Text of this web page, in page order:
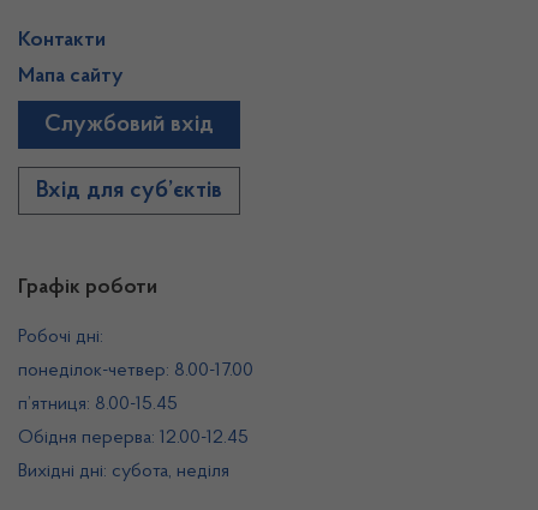
Графік роботи
Робочі дні:
понеділок-четвер: 8.00-17.00
п’ятниця: 8.00-15.45
Обідня перерва: 12.00-12.45
Вихідні дні: субота, неділя
Контакти
Мапа сайту
Службовий вхід
Вхід для суб’єктів